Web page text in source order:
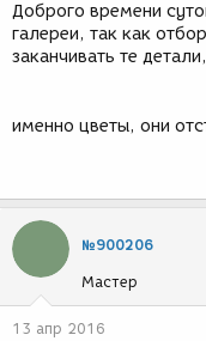
Доброго времени
галереи, так как
заканчивать те
именно цветы, они
№900206
Мастер
13 апр 2016